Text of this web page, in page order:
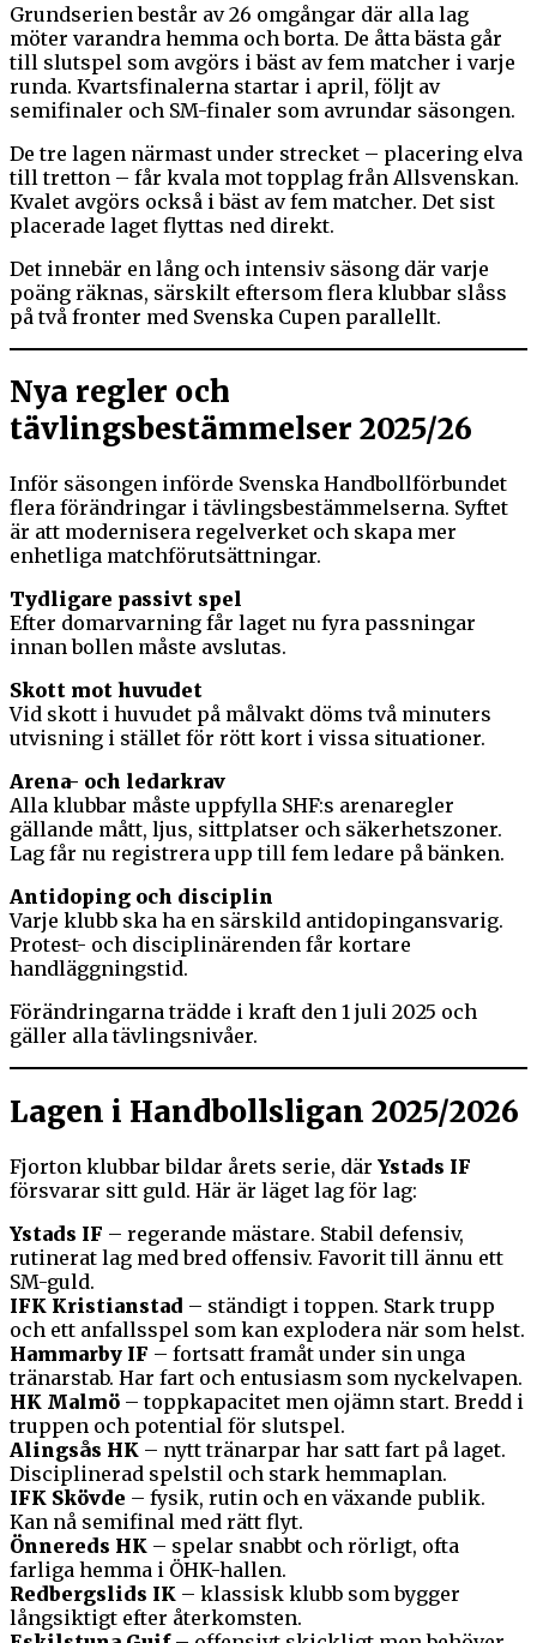
Grundserien består av 26 omgångar där alla lag
möter varandra hemma och borta. De åtta bästa går
till slutspel som avgörs i bäst av fem matcher i varje
runda. Kvartsfinalerna startar i april, följt av
semifinaler och SM-finaler som avrundar säsongen.
De tre lagen närmast under strecket – placering elva
till tretton – får kvala mot topplag från Allsvenskan.
Kvalet avgörs också i bäst av fem matcher. Det sist
placerade laget flyttas ned direkt.
Det innebär en lång och intensiv säsong där varje
poäng räknas, särskilt eftersom flera klubbar slåss
på två fronter med Svenska Cupen parallellt.
Nya regler och
tävlingsbestämmelser 2025/26
Inför säsongen införde Svenska Handbollförbundet
flera förändringar i tävlingsbestämmelserna. Syftet
är att modernisera regelverket och skapa mer
enhetliga matchförutsättningar.
Tydligare passivt spel
Efter domarvarning får laget nu fyra passningar
innan bollen måste avslutas.
Skott mot huvudet
Vid skott i huvudet på målvakt döms två minuters
utvisning i stället för rött kort i vissa situationer.
Arena- och ledarkrav
Alla klubbar måste uppfylla SHF:s arenaregler
gällande mått, ljus, sittplatser och säkerhetszoner.
Lag får nu registrera upp till fem ledare på bänken.
Antidoping och disciplin
Varje klubb ska ha en särskild antidopingansvarig.
Protest- och disciplinärenden får kortare
handläggningstid.
Förändringarna trädde i kraft den 1 juli 2025 och
gäller alla tävlingsnivåer.
Lagen i Handbollsligan 2025/2026
Fjorton klubbar bildar årets serie, där Ystads IF
försvarar sitt guld. Här är läget lag för lag:
Ystads IF – regerande mästare. Stabil defensiv,
rutinerat lag med bred offensiv. Favorit till ännu ett
SM-guld.
IFK Kristianstad – ständigt i toppen. Stark trupp
och ett anfallsspel som kan explodera när som helst.
Hammarby IF – fortsatt framåt under sin unga
tränarstab. Har fart och entusiasm som nyckelvapen.
HK Malmö – toppkapacitet men ojämn start. Bredd i
truppen och potential för slutspel.
Alingsås HK – nytt tränarpar har satt fart på laget.
Disciplinerad spelstil och stark hemmaplan.
IFK Skövde – fysik, rutin och en växande publik.
Kan nå semifinal med rätt flyt.
Önnereds HK – spelar snabbt och rörligt, ofta
farliga hemma i ÖHK-hallen.
Redbergslids IK – klassisk klubb som bygger
långsiktigt efter återkomsten.